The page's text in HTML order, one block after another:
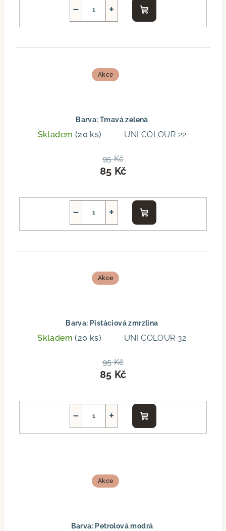
+
−
Do
košíku
Akce
Barva: Tmavá zelená
Skladem (20 ks) UNI COLOUR 22
95 Kč
85 Kč
+
−
Do
košíku
Akce
Barva: Pistáciová zmrzlina
Skladem(20 ks) UNI COLOUR 32
95 Kč
85 Kč
+
−
Do
košíku
Akce
Barva: Petrolová modrá